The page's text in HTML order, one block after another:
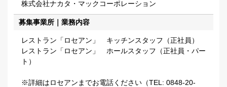
26年卒業者向け募集要項を公開しました。
会社説明会および採用試験の日程を公開しました。
お知らせ
2025.02.14
海運事業フリートリストを更新しました
採用情報
2024.12.31
株式会社ナカタ・マックコーポレーション
募集事業所｜業務内容
レストラン「ロセアン」 キッチンスタッフ（正社員）
レストラン「ロセアン」 ホールスタッフ（正社員・パー
ト）
※詳細はロセアンまでお電話ください（TEL: 0848-20-